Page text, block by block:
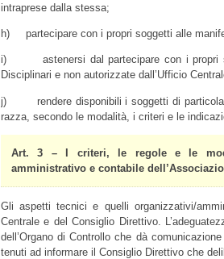
intraprese dalla stessa;
h) partecipare con i propri soggetti alle
i) astenersi dal partecipare con i propri
Disciplinari e non autorizzate dall’Ufficio
j) rendere disponibili i soggetti di particolare
razza, secondo le modalità, i criteri e le
Art. 3 –
I criteri, le regole e le
amministrativo e contabile
Gli aspetti tecnici e quelli organizzativi/
Centrale e del Consiglio Direttivo.
dell’Organo di Controllo che dà
tenuti ad informare il Consiglio Direttivo che